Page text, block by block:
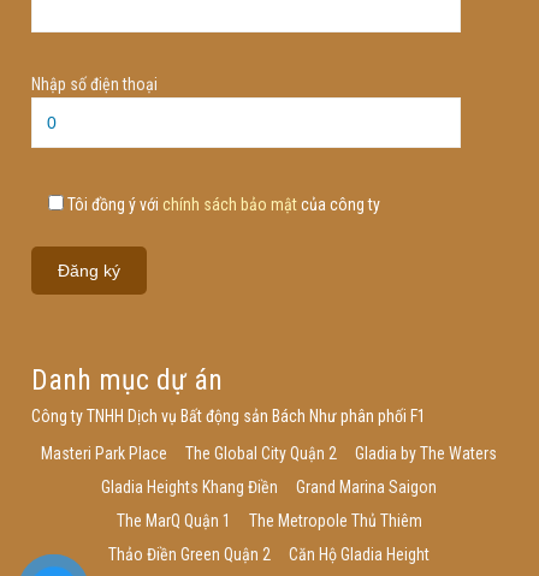
Nhập số điện thoại
Tôi đồng ý với chính sách bảo mậtcủa công ty
Danh mục dự án
Công ty TNHH Dịch vụ Bất động sản Bách Như phân phối F1
Masteri Park Place
The Global City Quận 2
Gladia by The Waters
Gladia Heights Khang Điền
Grand Marina Saigon
The MarQ Quận 1
The Metropole Thủ Thiêm
Thảo Điền Green Quận 2
Căn Hộ Gladia Height